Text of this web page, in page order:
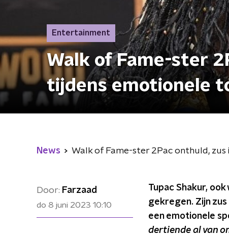
Entertainment
Walk of Fame-ster
tijdens emotionele
News Walk of Fame-ster 2Pac onthuld,
Door: Farzaad
do 8 juni 2023 10:10
Tupac Shakur,
gekregen. Zijn
een emotionele
dertiende al van